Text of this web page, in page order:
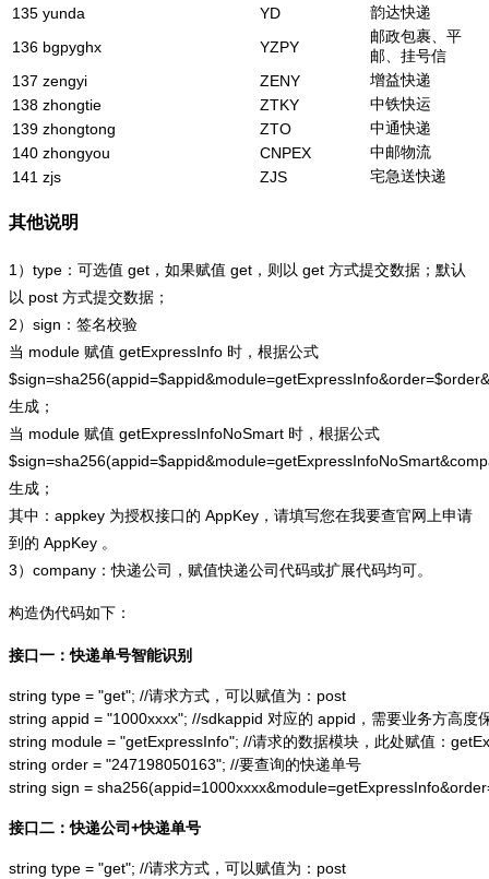
135 yunda YD
韵达快递
136 bgpyghx YZPY
邮政包裹、平
邮、挂号信
137 zengyi ZENY
增益快递
138 zhongtie ZTKY
中铁快运
139 zhongtong ZTO
中通快递
140 zhongyou CNPEX
中邮物流
141 zjs ZJS 宅急送快递
其他说明
1）type：可选值 get，如果赋值 get，则以 get 方式提交数据；默认
以 post 方式提交数据；
2）sign：签名校验
当 module 赋值 getExpressInfo 时，根据公式
生成；
当 module 赋值 getExpressInfoNoSmart 时，根据公式
生成；
其中：appkey 为授权接口的 AppKey，请填写您在我要查官网上申请
到的 AppKey 。
3）company：快递公司，赋值快递公司代码或扩展代码均可。
构造伪代码如下：
接口一：快递单号智能识别
string type = "get"; //请求方式，可以赋值为：post
string appid = "1000xxxx"; //sdkappid 对应的 appid，需要业务方高度
string module = "getExpressInfo"; //请求的数据模块，此处赋值：
string order = "247198050163"; //要查询的快递单号
string sign =
接口二：快递公司+快递单号
string type = "get"; //请求方式，可以赋值为：post